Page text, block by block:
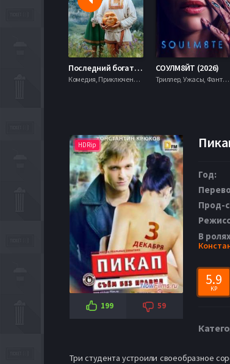
Последний богатырь. Колобок (2026)
Комедия, Приключения, Фэнтези,
СОУЛМ8ЙТ (2026)
Триллер, Ужасы, Фантастика,
HDRip
199 59
Год:
Прод-
В
5.9
KP
Три студента устроили своеобразное